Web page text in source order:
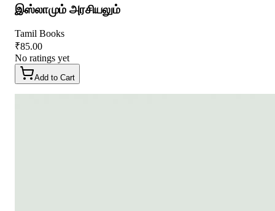
இஸ்லாமும் அரசியலும்
Tamil Books
₹85.00
No ratings yet
Add to Cart